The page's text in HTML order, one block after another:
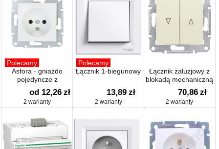
Polecamy
Asfora - gniazdo
pojedyncze z
uziemieniem
od 12,26 zł
2 warianty
Polecamy
Łącznik 1-biegunowy
13,89 zł
2 warianty
Łącznik żaluzjowy z
blokadą mechaniczną
70,86 zł
2 warianty